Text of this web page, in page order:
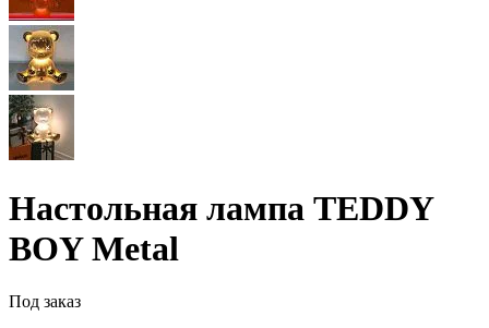
Настольная лампа TEDDY
BOY Metal
Под заказ